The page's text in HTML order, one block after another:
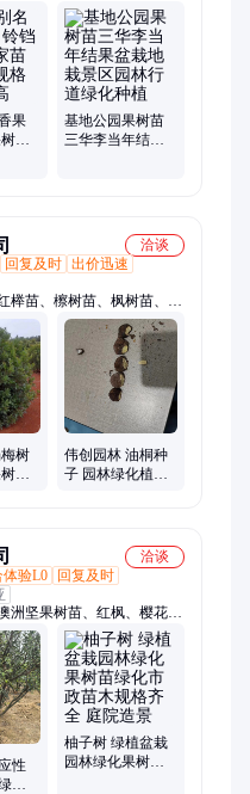
叶黄杨、龙柏、桂花、金
瓜子黄杨、月季、卫矛球、
境植物、水生植物、金丝桃
果
苗
基地公园果树苗
三华李当年结果
洽谈
回复及时 出价迅速
榉苗、檫树苗、枫树苗、枇
欢苗、栾树苗、移栽苗、喜
径2-5、元宝枫、高羊茅、
栎种子
树
移
伟创园林 油桐种
子 园林绿化植物
洽谈
体验L0
回复及时
洲坚果树苗、红枫、樱花、
锦带、金叶女贞、红叶小
拿利海枣、美丽针葵、栀子
直立冬青、苔草、月季
性
化
柚子树 绿植盆栽
园林绿化果树苗